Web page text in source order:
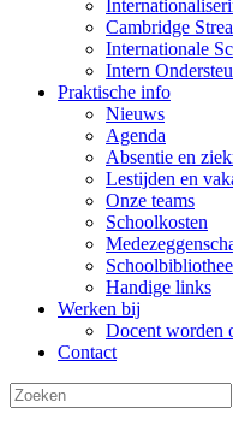
Cambridge
Internationale
Intern
Praktische info
Nieuws
Agenda
Absentie en
Lestijden en
Onze teams
Schoolkosten
Handige links
Werken bij
Docent worden
Contact